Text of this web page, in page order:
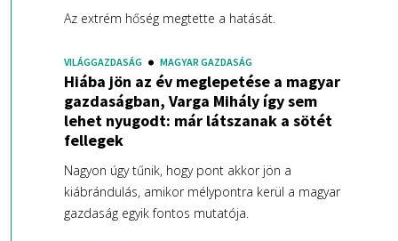
Az extrém hőség megtette a hatását.
VILÁGGAZDASÁG MAGYAR GAZDASÁG
Hiába jön az év meglepetése a magyar
gazdaságban, Varga Mihály így sem
lehet nyugodt: már látszanak a sötét
fellegek
Nagyon úgy tűnik, hogy pont akkor jön a
kiábrándulás, amikor mélypontra kerül a magyar
gazdaság egyik fontos mutatója.